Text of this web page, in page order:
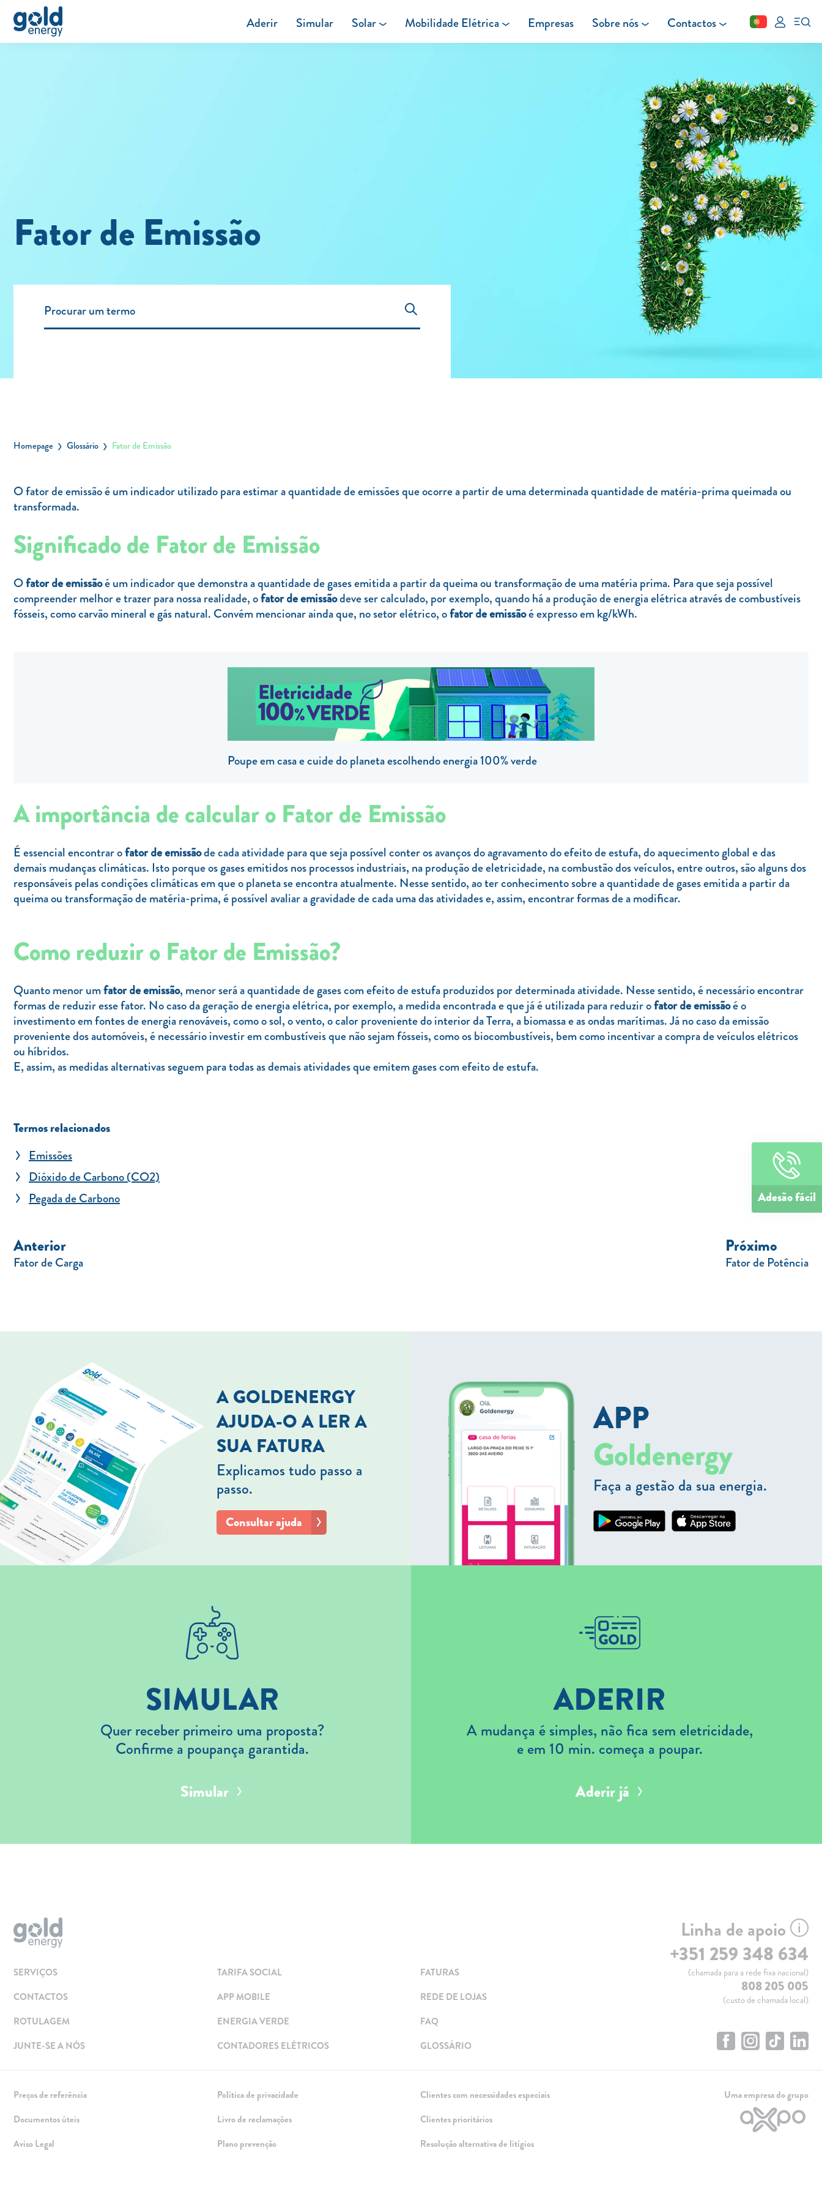
Aderir Simular Solar Mobilidade Elétrica Empresas Sobre nós Contactos
Simular
Solar
Painéis Solares
Excedentes de Produção
Energia verde
Mobilidade Elétrica
Carregar em Casa
Empresas
Rede de lojas
Leituras
Fechar
Fator de Emissão
Homepage Glossário Fator de Emissão
O fator de emissão é um indicador utilizado para estimar a quantidade de emissões que ocorre a partir de uma determinada quantidade de matéria-prima queimada ou
transformada.
Significado de Fator de Emissão
Ofator de emissãoé um indicador que demonstra a quantidade de gases emitida a partir da queima ou transformação de uma matéria prima. Para que seja possível
compreender melhor e trazer para nossa realidade, ofator de emissãodeve ser calculado, por exemplo, quando há a produção de energia elétrica através de combustíveis
fósseis, como carvão mineral e gás natural. Convém mencionar ainda que, no setor elétrico, ofator de emissãoé expresso em kg/kWh.
Poupe em casa e cuide do planeta escolhendo energia 100% verde
A importância de calcular o Fator de Emissão
É essencial encontrar ofator de emissãode cada atividade para que seja possível conter os avanços do agravamento do efeito de estufa, do aquecimento global e das
demais mudanças climáticas. Isto porque os gases emitidos nos processos industriais, na produção de eletricidade, na combustão dos veículos, entre outros, são alguns dos
responsáveis pelas condições climáticas em que o planeta se encontra atualmente. Nesse sentido, ao ter conhecimento sobre a quantidade de gases emitida a partir da
queima ou transformação de matéria-prima, é possível avaliar a gravidade de cada uma das atividades e, assim, encontrar formas de a modificar.
Como reduzir o Fator de Emissão?
Quanto menor umfator de emissão, menor será a quantidade de gases com efeito de estufa produzidos por determinada atividade. Nesse sentido, é necessário encontrar
formas de reduzir esse fator. No caso da geração de energia elétrica, por exemplo, a medida encontrada e que já é utilizada para reduzir ofator de emissãoé o
investimento em fontes de energia renováveis, como o sol, o vento, o calor proveniente do interior da Terra, a biomassa e as ondas marítimas. Já no caso da emissão
proveniente dos automóveis, é necessário investir em combustíveis que não sejam fósseis, como os biocombustíveis, bem como incentivar a compra de veículos elétricos
ou híbridos.
E, assim, as medidas alternativas seguem para todas as demais atividades que emitem gases com efeito de estufa.
Termos relacionados
Emissões
Dióxido de Carbono (CO2)
Pegada de Carbono
Anterior
Fator de Carga
Próximo
Fator de Potência
A GOLDENERGY
AJUDA-O A LER A
SUA FATURA
Explicamos tudo passo a
passo.
Consultar ajuda
APP
Goldenergy
Faça a gestão da sua energia.
SIMULAR
Quer receber primeiro uma proposta?
Confirme a poupança garantida.
Simular
ADERIR
A mudança é simples, não fica sem eletricidade,
e em 10 min. começa a poupar.
Aderir já
Adesão fácil
SERVIÇOS
CONTACTOS
ROTULAGEM
JUNTE-SE A NÓS
TARIFA SOCIAL
APP MOBILE
ENERGIA VERDE
CONTADORES ELÉTRICOS
FATURAS
REDE DE LOJAS
FAQ
GLOSSÁRIO
Linha de apoio
+351 259 348 634
(chamada para a rede fixa nacional)
808 205 005
(custo de chamada local)
Preços de referência
Documentos úteis
Aviso Legal
Política de privacidade
Livro de reclamações
Plano prevenção
Clientes com necessidades especiais
Clientes prioritários
Resolução alternativa de litígios
Uma empresa do grupo